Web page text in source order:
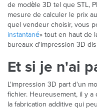
de modèle 3D tel que STL,
mesure de calculer le prix
quel vendeur choisir, vous
instantané» tout en haut de
bureaux d'impression 3D
Et si je n'ai
L'impression 3D part d'un
fichier. Heureusement, il y
la fabrication additive qui